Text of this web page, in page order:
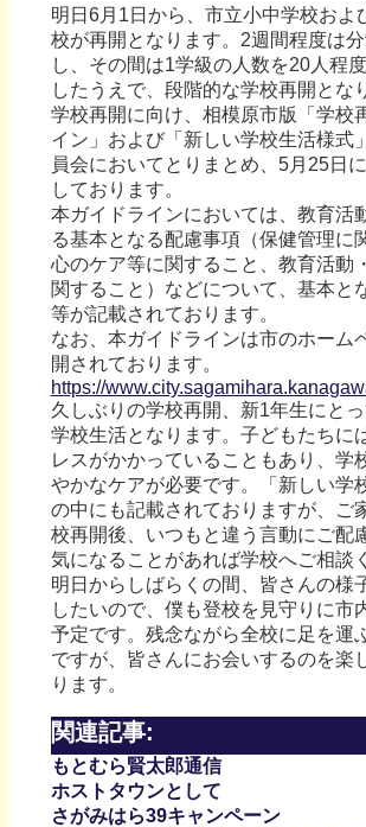
明日6月1日から、市立小中学校およ
校が再開となります。2週間程度は
し、その間は1学級の人数を20人程
したうえで、段階的な学校再開とな
学校再開に向け、相模原市版「学校
イン」および「新しい学校生活様式
員会においてとりまとめ、5月25日
しております。
本ガイドラインにおいては、教育活
る基本となる配慮事項（保健管理に
心のケア等に関すること、教育活動
関すること）などについて、基本と
等が記載されております。
なお、本ガイドラインは市のホーム
開されております。
https://
久しぶりの学校再開、新1年生にと
学校生活となります。子どもたちに
レスがかかっていることもあり、学
やかなケアが必要です。「新しい学
の中にも記載されておりますが、ご
校再開後、いつもと違う言動にご配
気になることがあれば学校へご相談
明日からしばらくの間、皆さんの様
したいので、僕も登校を見守りに市
予定です。残念ながら全校に足を運
ですが、皆さんにお会いするのを楽
ります。
関連記事:
もとむら賢太郎通信
ホストタウンとして
さがみはら39キャンペーン